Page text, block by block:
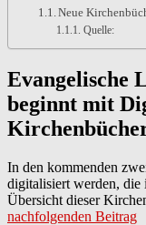
Neue
Quelle:
Evangelische
beginnt mit
In den kommenden
digitalisiert werden,
Übersicht dieser
nachfolgenden Beitrag